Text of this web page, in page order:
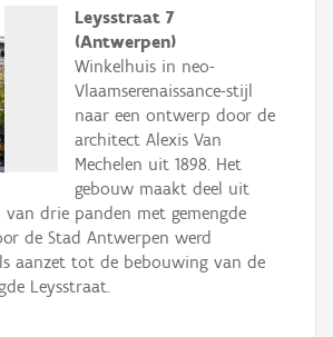
Leysstraat 7
(Antwerpen)
Winkelhuis in neo-
Vlaamserenaissance-stijl
naar een ontwerp door de
architect Alexis Van
Mechelen uit 1898. Het
gebouw maakt deel uit
van drie panden met gemengde
de Stad Antwerpen werd
aanzet tot de bebouwing van de
Leysstraat.